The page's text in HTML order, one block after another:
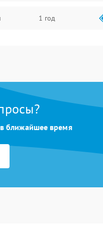
1 год
ближайшее время